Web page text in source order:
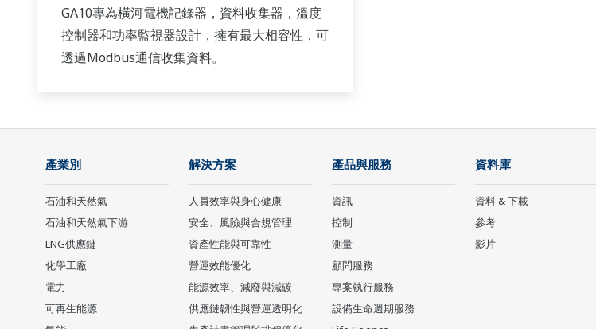
GA10專為橫河電機記錄器，資料收集器，溫度
控制器和功率監視器設計，擁有最大相容性，可
透過Modbus通信收集資料。
產業別
石油和天然氣
石油和天然氣下游
LNG供應鏈
化學工廠
電力
可再生能源
解決方案
人員效率與身心健康
安全、風險與合規管理
資產性能與可靠性
營運效能優化
能源效率、減廢與減碳
供應鏈韌性與營運透明化
產品與服務
資訊
控制
測量
顧問服務
專案執行服務
設備生命週期服務
資料庫
資料 & 下載
參考
影片